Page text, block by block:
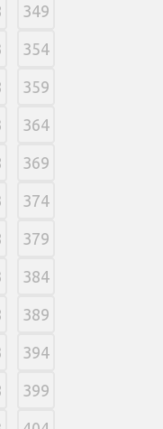
349
354
359
364
369
374
379
384
389
394
399